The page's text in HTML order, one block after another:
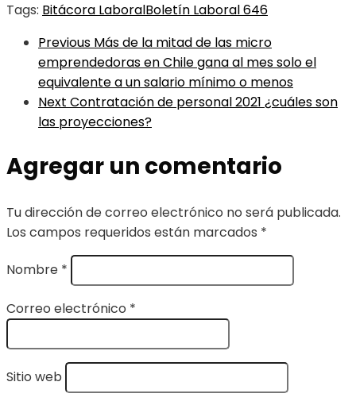
Tags: Bitácora LaboralBoletín Laboral 646
Previous Más de la mitad de las micro
emprendedoras en Chile gana al mes solo el
equivalente a un salario mínimo o menos
Next Contratación de personal 2021 ¿cuáles son
las proyecciones?
Agregar un comentario
Tu dirección de correo electrónico no será publicada.
Los campos requeridos están marcados *
Nombre *
Correo electrónico *
Sitio web